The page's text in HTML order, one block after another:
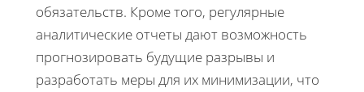
обязательств. Кроме того, регулярные
аналитические отчеты дают возможность
прогнозировать будущие разрывы и
разработать меры для их минимизации, что